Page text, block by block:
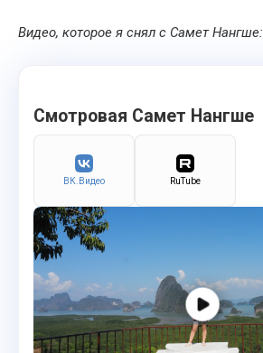
Видео, которое я снял с Самет Нангше:
Смотровая Самет Нангше
ВК.Видео RuTube